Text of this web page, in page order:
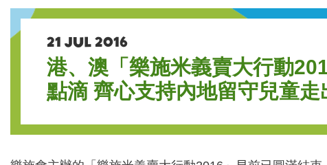
21 JUL 2016
港、澳「樂施米義賣大行動
點滴 齊心支持內地留守兒童